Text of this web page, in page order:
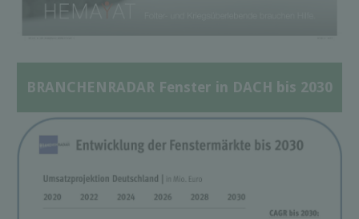
BRANCHENRADAR Fenster in DACH bis 2030